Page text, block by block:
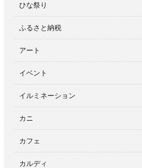
ひな祭り
ふるさと納税
アート
イベント
イルミネーション
カニ
カフェ
カルディ